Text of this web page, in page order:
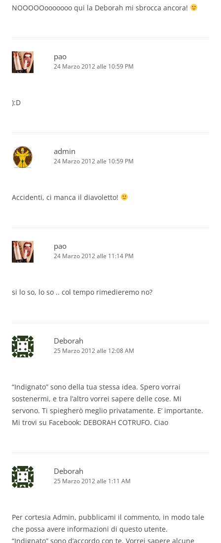
NOOOOOooooooo qui la Deborah mi sbrocca ancora!
pao
24 Marzo 2012 alle 10:59 PM
):D
admin
24 Marzo 2012 alle 10:59 PM
Accidenti, ci manca il diavoletto!
pao
24 Marzo 2012 alle 11:14 PM
si lo so, lo so .. col tempo rimedieremo no?
Deborah
25 Marzo 2012 alle 12:08 AM
“Indignato” sono della tua stessa idea. Spero vorrai
sostenermi, e tra l’altro vorrei sapere delle cose. Mi
servono. Ti spiegherò meglio privatamente. E’ importante.
Mi trovi su Facebook: DEBORAH COTRUFO. Ciao
Deborah
25 Marzo 2012 alle 1:11 AM
Per cortesia Admin, pubblicami il commento, in modo tale
che possa avere informazioni di questo utente.
“Indignato” sono d’accordo con te. Vorrei sapere alcune